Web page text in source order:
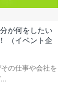
が何をしたい
（イベント企
の仕事や会社を
…